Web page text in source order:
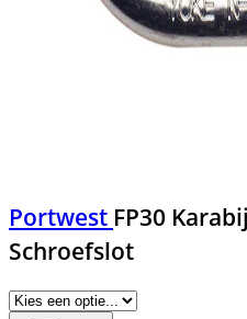
Portwest FP30
Schroefslot